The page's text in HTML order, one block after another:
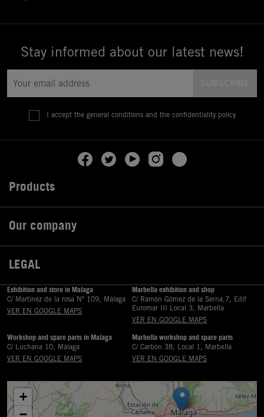
Stay informed about our latest news!
I accept the general conditions and the confidentiality policy
Products
Our company
LEGAL
Exhibition and store in Malaga
C/ Martinez de la rosa Nº 109, Málaga
VER EN GOOGLE MAPS
Marbella exhibition and shop
C/ Ramón Gómez de la Serna,7, Edif
Euromar III Local 3, Marbella
VER EN GOOGLE MAPS
Workshop and spare parts in Malaga
C/ Luchana 10, Málaga
VER EN GOOGLE MAPS
Marbella workshop and spare parts
C/ Carbón 38, Local 1, Marbella
VER EN GOOGLE MAPS
+